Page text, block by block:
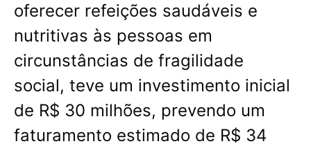
oferecer refeições saudáveis e
nutritivas às pessoas em
circunstâncias de fragilidade
social, teve um investimento inicial
de R$ 30 milhões, prevendo um
faturamento estimado de R$ 34